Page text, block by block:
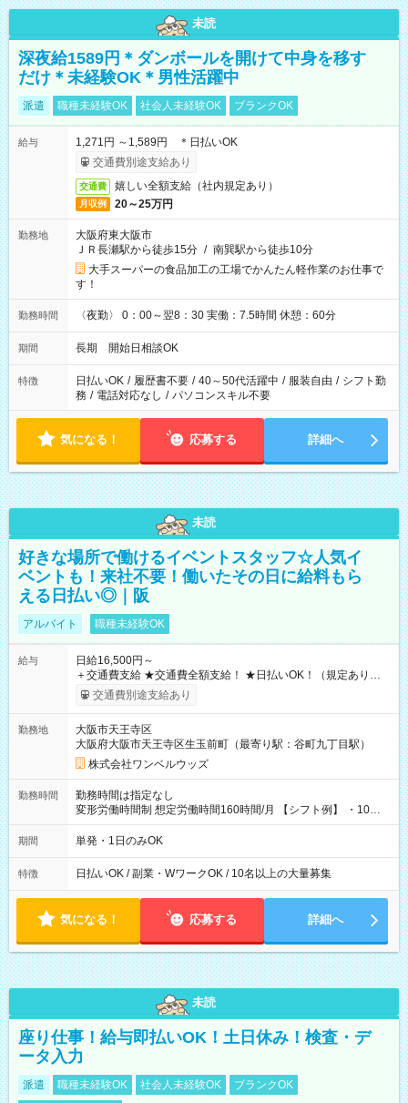
未読
深夜給1589円＊ダンボールを開けて中身を移す
だけ＊未経験OK＊男性活躍中
派遣 職種未経験OK 社会人未経験OK ブランクOK
給与
1,271円 ～1,589円 ＊日払いOK
交通費別途支給あり
交通費 嬉しい全額支給（社内規定あり）
月収例 20～25万円
勤務地
大阪府東大阪市
ＪＲ長瀬駅から徒歩15分 / 南巽駅から徒歩10分
大手スーパーの食品加工の工場でかんたん軽作業のお仕事で
す！
勤務時間 〈夜勤〉 0：00～翌8：30 実働：7.5時間 休憩：60分
期間 長期 開始日相談OK
特徴 日払いOK / 履歴書不要 / 40～50代活躍中 / 服装自由 / シフト勤
務 / 電話対応なし / パソコンスキル不要
気になる！ 応募する 詳細へ
未読
好きな場所で働けるイベントスタッフ☆人気イ
ベントも！来社不要！働いたその日に給料もら
える日払い◎｜阪
アルバイト 職種未経験OK
給与
日給16,500円～
＋交通費支給 ★交通費全額支給！ ★日払いOK！（規定あり） ┗
働いたその日に現金GET♪ お仕事後はコンビニATMから 日払
交通費別途支給あり
勤務地
大阪市天王寺区
大阪府大阪市天王寺区生玉前町（最寄り駅：谷町九丁目駅）
株式会社ワンベルウッズ
勤務時間
勤務時間は指定なし
変形労働時間制 想定労働時間160時間/月 【シフト例】 ・10：
00～20：00
期間 単発・1日のみOK
特徴 日払いOK / 副業・WワークOK / 10名以上の大量募集
気になる！ 応募する 詳細へ
未読
座り仕事！給与即払いOK！土日休み！検査・デ
ータ入力
派遣 職種未経験OK 社会人未経験OK
ブランクOK